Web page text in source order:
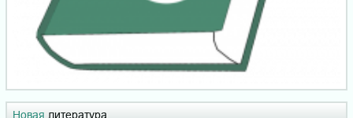
Новая литература